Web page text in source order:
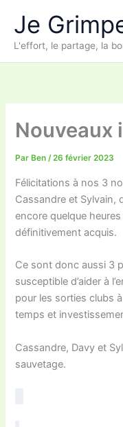
contenu
Je
L'effort, le partage, la
Nouveaux
Par Ben/26 février 2023
Félicitations à nos 3
Cassandre et Sylvain,
encore quelque
définitivement acquis.
Ce sont donc aussi 3
susceptible d’aider à
pour les sorties clubs
temps et
Cassandre, Davy et
sauvetage.